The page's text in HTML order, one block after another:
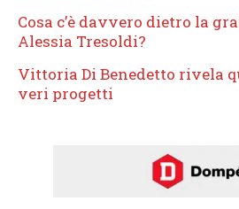
Cosa c’è davvero dietro la
Alessia Tresoldi?
Vittoria Di Benedetto rivela
veri progetti